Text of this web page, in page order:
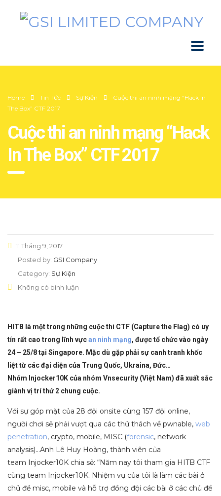
Home Tin Tức Sự Kiện
Cuộc thi an ninh mạng “Hack In
The Box” CTF 2017
Cuộc thi an ninh mạng “Hack
In The Box” CTF 2017
11 Tháng 9, 2017
Posted by: GSI Company
Category: Sự Kiện
Không có bình luận
HITB là một trong những cuộc thi CTF (Capture the Flag) có uy
tín rất cao trong lĩnh vựcan ninh mạng, được tổ chức vào ngày
24 – 25/8 tại Singapore. Mặc dù gặp phải sự canh tranh khốc
liệt từ các đại diện của Trung Quốc, Ukraina, Đức…
Nhóm Injocker10K của nhóm Vnsecurity (Việt Nam) đã xuất sắc
giành vị trí thứ 2 chung cuộc.
Với sự góp mặt của 28 đội onsite cùng 157 đội online,
người chơi sẽ phải vượt qua các thử thách về pwnable, web
penetration, crypto, mobile, MISC (forensic, network
analysis)…Anh Lê Huy Hoàng, thành viên của
team Injocker10K chia sẻ: “Năm nay tôi tham gia HITB CTF
cùng team Injocker10K. Nhiệm vụ của tôi là làm các bài ở
chủ đề misc, mobile và hỗ trợ đồng đội các bài ở các chủ đề